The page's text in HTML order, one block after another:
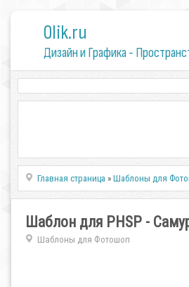
0lik.ru
Дизайн и Графика -
Главная страница »Шаблоны для
Шаблон для PHSP -
Шаблоны для Фотошоп